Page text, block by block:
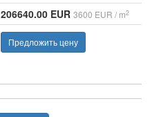
206640.00 EUR 3600 EUR / m2
Предложить цену